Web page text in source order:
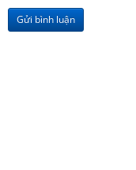
Gửi bình luận